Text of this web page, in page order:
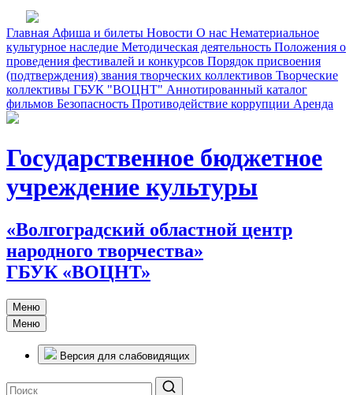
Главная Афиша и билеты Новости О нас Нематериальное
культурное наследие Методическая деятельность Положения о
проведения фестивалей и конкурсов Порядок присвоения
(подтверждения) звания творческих коллективов Творческие
коллективы ГБУК "ВОЦНТ" Аннотированный каталог
фильмов Безопасность Противодействие коррупции Аренда
Государственное бюджетное
учреждение культуры
«Волгоградский областной центр
народного творчества»
ГБУК «ВОЦНТ»
Меню
Меню
Версия для слабовидящих